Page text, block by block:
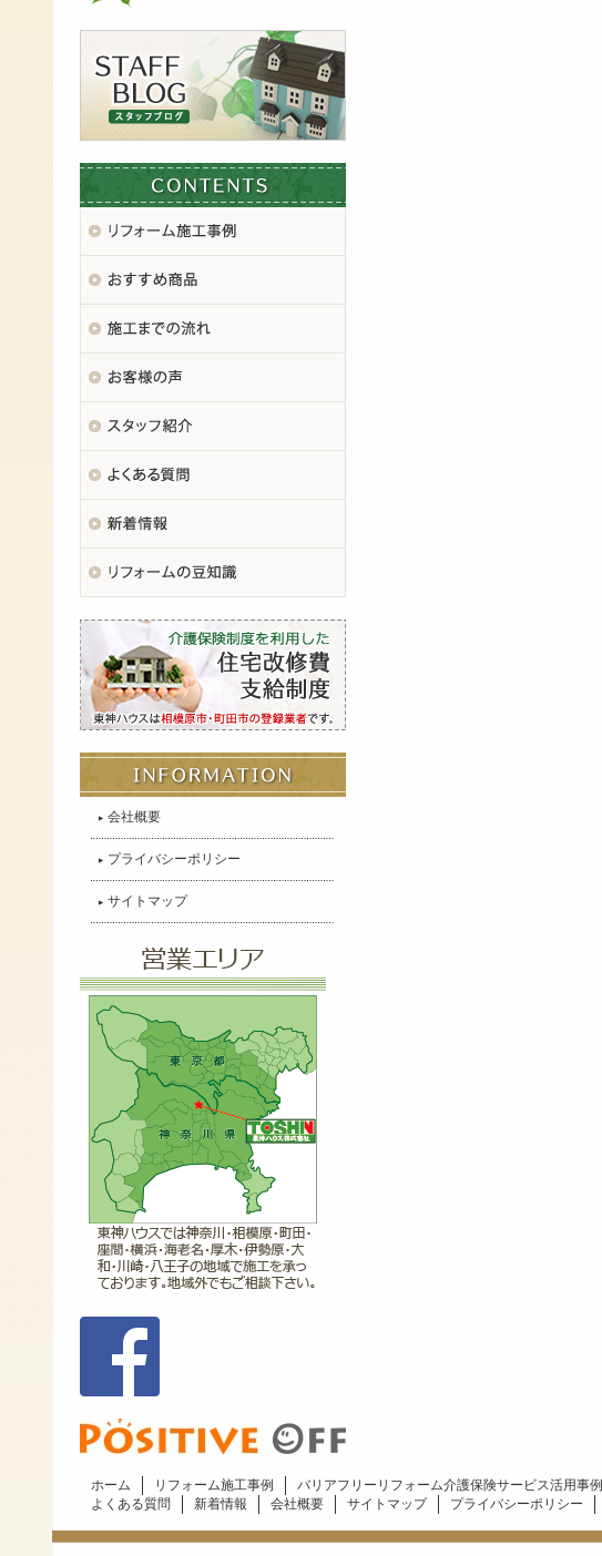
会社概要
プライバシーポリシー
サイトマップ
ホーム リフォーム施工事例 バリアフリーリフォーム介護保険サービス活用事例
よくある質問
新着情報 会社概要 サイトマップ プライバシーポリシー